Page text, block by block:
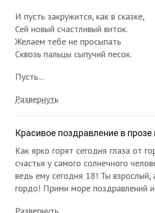
И пусть закружится, как в сказке,
Сей новый счастливый виток.
Желаем тебе не просыпать
Сквозь пальцы сыпучий песок.
Пусть...
Развернуть
Красивое поздравление в прозе
Как ярко горят сегодня глаза от
счастья у самого солнечного
ведь ему сегодня 18! Ты взрослый,
гордо! Прими море поздравлений
Развернуть